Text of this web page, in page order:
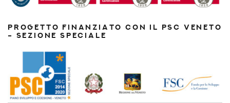
PROGETTO FINANZIATO CON IL PSC VENETO
– SEZIONE SPECIALE